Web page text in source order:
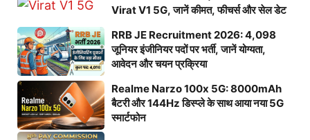
Virat V1 5G, जानें कीमत, फीचर्स और सेल डेट
RRB JE Recruitment 2026: 4,098
जूनियर इंजीनियर पदों पर भर्ती, जानें योग्यता,
आवेदन और चयन प्रक्रिया
Realme Narzo 100x 5G: 8000mAh
बैटरी और 144Hz डिस्प्ले के साथ आया नया 5G
स्मार्टफोन